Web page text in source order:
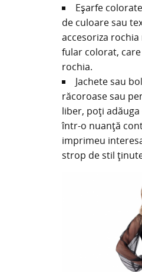
Eșarfe
de culoare sau
accesoriza
fular colorat,
rochia.
Jachete sau
răcoroase sau
liber, poți
într-o nuanță
imprimeu
strop de stil